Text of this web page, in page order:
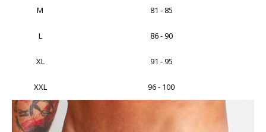
M 81 - 85
L 86 - 90
XL 91 - 95
XXL 96 - 100